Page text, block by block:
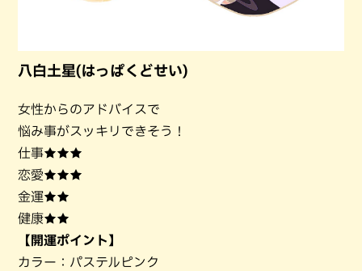
八白土星(はっぱくどせい)
女性からのアドバイスで
悩み事がスッキリできそう！
仕事★★★
恋愛★★★
金運★★
健康★★
【開運ポイント】
カラー：パステルピンク